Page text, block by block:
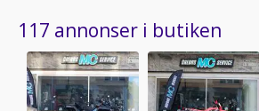
117 annonser i butiken